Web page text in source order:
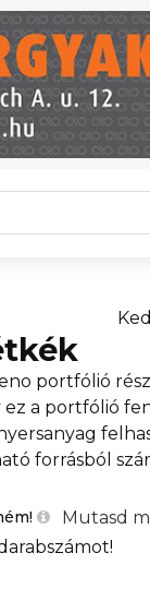
portfólió
ez a portfólió
forrásból
Mutasd